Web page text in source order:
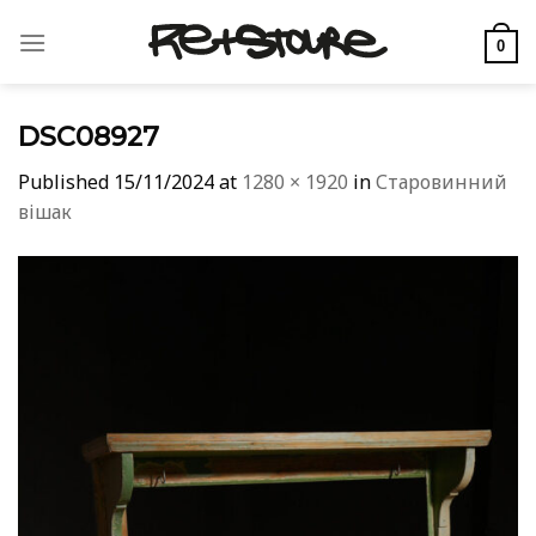
0
DSC08927
Published 15/11/2024at 1280 × 1920 inСтаровинний
вішак